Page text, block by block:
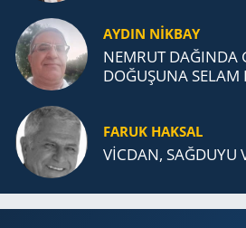
AYDIN NİKBAY
NEMRUT DAĞINDA
DOĞUŞUNA SELAM
FARUK HAKSAL
VİCDAN, SAĞ­DU­YU